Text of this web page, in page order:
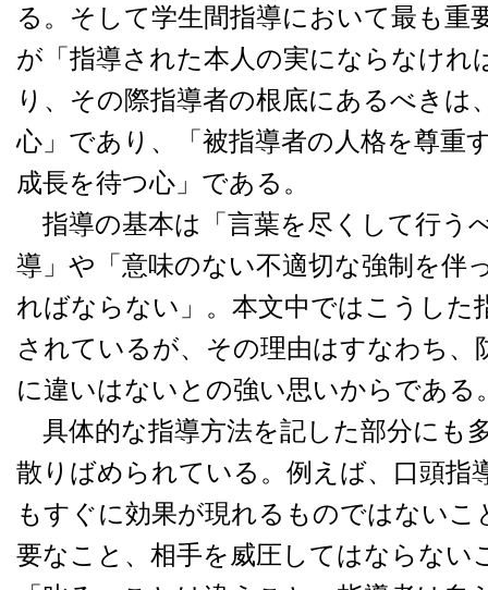
る。そして学生間指導において最も重
が「指導された本人の実にならなけれ
り、その際指導者の根底にあるべきは
心」であり、「被指導者の人格を尊重
成長を待つ心」である。
指導の基本は「言葉を尽くして行う
導」や「意味のない不適切な強制を伴
ればならない」。本文中ではこうした
されているが、その理由はすなわち、
に違いはないとの強い思いからである
具体的な指導方法を記した部分にも
散りばめられている。例えば、口頭指
もすぐに効果が現れるものではないこ
要なこと、相手を威圧してはならない